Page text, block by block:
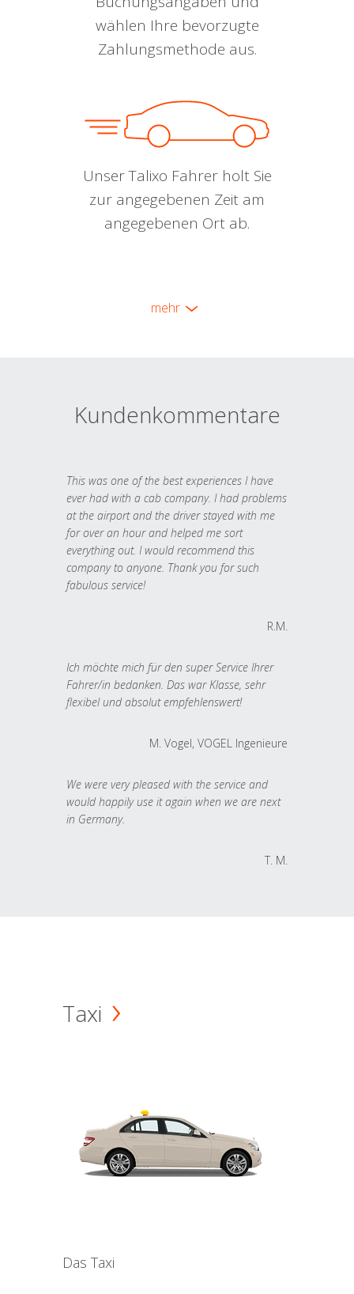
wählen Ihre bevorzugte
Zahlungsmethode aus.
Unser Talixo Fahrer holt Sie
zur angegebenen Zeit am
angegebenen Ort ab.
mehr
Kundenkommentare
This was one of the best experiences I have
ever had with a cab company. I had problems
at the airport and the driver stayed with me
for over an hour and helped me sort
everything out. I would recommend this
company to anyone. Thank you for such
fabulous service!
R.M.
Ich möchte mich für den super Service Ihrer
Fahrer/in bedanken. Das war Klasse, sehr
flexibel und absolut empfehlenswert!
M. Vogel, VOGEL Ingenieure
We were very pleased with the service and
would happily use it again when we are next
in Germany.
T. M.
Taxi
Das Taxi